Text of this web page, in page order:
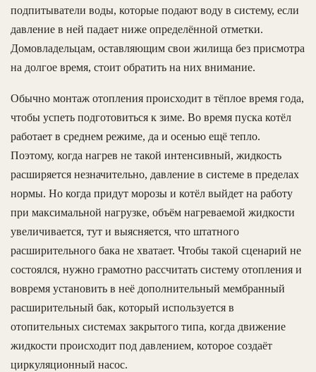
подпитыватели воды, которые подают воду в систему, если
давление в ней падает ниже определённой отметки.
Домовладельцам, оставляющим свои жилища без присмотра
на долгое время, стоит обратить на них внимание.
Обычно монтаж отопления происходит в тёплое время года,
чтобы успеть подготовиться к зиме. Во время пуска котёл
работает в среднем режиме, да и осенью ещё тепло.
Поэтому, когда нагрев не такой интенсивный, жидкость
расширяется незначительно, давление в системе в пределах
нормы. Но когда придут морозы и котёл выйдет на работу
при максимальной нагрузке, объём нагреваемой жидкости
увеличивается, тут и выясняется, что штатного
расширительного бака не хватает. Чтобы такой сценарий не
состоялся, нужно грамотно рассчитать систему отопления и
вовремя установить в неё дополнительный мембранный
расширительный бак, который используется в
отопительных системах закрытого типа, когда движение
жидкости происходит под давлением, которое создаёт
циркуляционный насос.